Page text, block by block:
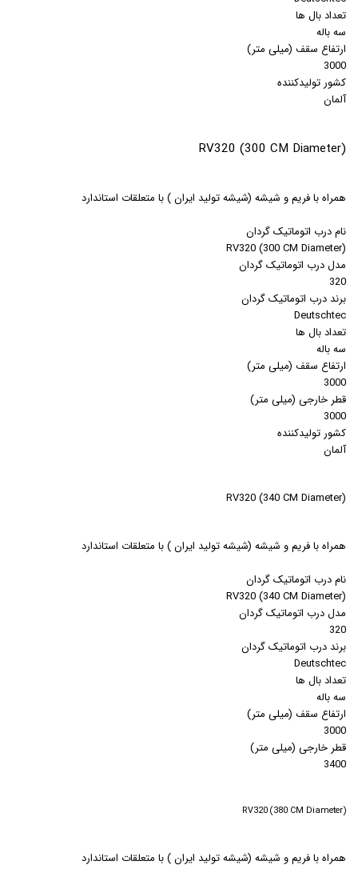
تعداد بال ها
سه باله
ارتفاع سقف (میلی متر)
3000
کشور تولیدکننده
آلمان
(RV320 (300 CM Diameter
همراه با فريم و شيشه (شيشه توليد ايران ) با متعلقات استاندارد
نام درب اتوماتیک گردان
(RV320 (300 CM Diameter
مدل درب اتوماتیک گردان
320
برند درب اتوماتیک گردان
Deutschtec
تعداد بال ها
سه باله
ارتفاع سقف (میلی متر)
3000
قطر خارجی (میلی متر)
3000
کشور تولیدکننده
آلمان
(RV320 (340 CM Diameter
همراه با فريم و شيشه (شيشه توليد ايران ) با متعلقات استاندارد
نام درب اتوماتیک گردان
(RV320 (340 CM Diameter
مدل درب اتوماتیک گردان
320
برند درب اتوماتیک گردان
Deutschtec
تعداد بال ها
سه باله
ارتفاع سقف (میلی متر)
3000
قطر خارجی (میلی متر)
3400
(RV320 (380 CM Diameter
همراه با فريم و شيشه (شيشه توليد ايران ) با متعلقات استاندارد